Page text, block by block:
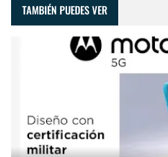
TAMBIÉN PUEDES VER